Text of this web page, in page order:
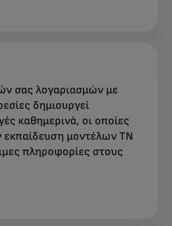
σας λογαριασμών με
δημιουργεί
καθημερινά, οι οποίες
εκπαίδευση μοντέλων ΤΝ
πληροφορίες στους